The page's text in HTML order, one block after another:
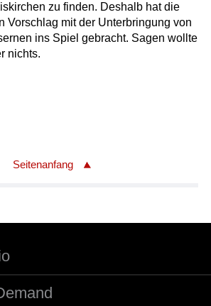
zu finden. Deshalb hat die
Vorschlag mit der Unterbringung von
ins Spiel gebracht. Sagen wollte
nichts.
Seitenanfang